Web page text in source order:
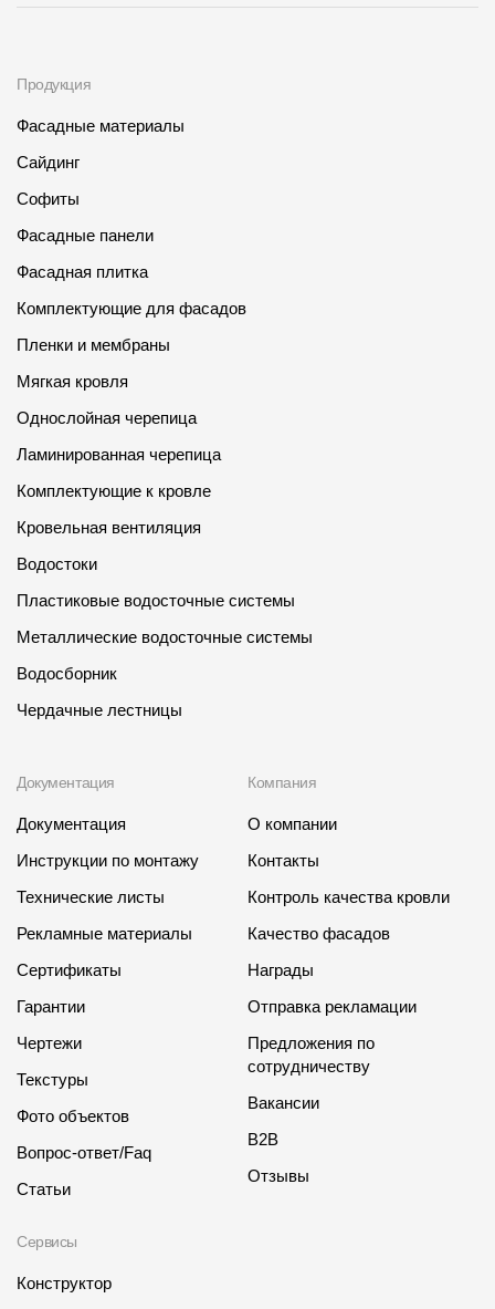
Продукция
Фасадные материалы
Сайдинг
Софиты
Фасадные панели
Фасадная плитка
Комплектующие для фасадов
Пленки и мембраны
Мягкая кровля
Однослойная черепица
Ламинированная черепица
Комплектующие к кровле
Кровельная вентиляция
Водостоки
Пластиковые водосточные системы
Металлические водосточные системы
Водосборник
Чердачные лестницы
Документация
Документация
Инструкции по монтажу
Технические листы
Рекламные материалы
Сертификаты
Гарантии
Чертежи
Текстуры
Фото объектов
Вопрос-ответ/Faq
Статьи
Сервисы
Конструктор
Компания
О компании
Контакты
Контроль качества кровли
Качество фасадов
Награды
Отправка рекламации
Предложения по
сотрудничеству
Вакансии
B2B
Отзывы